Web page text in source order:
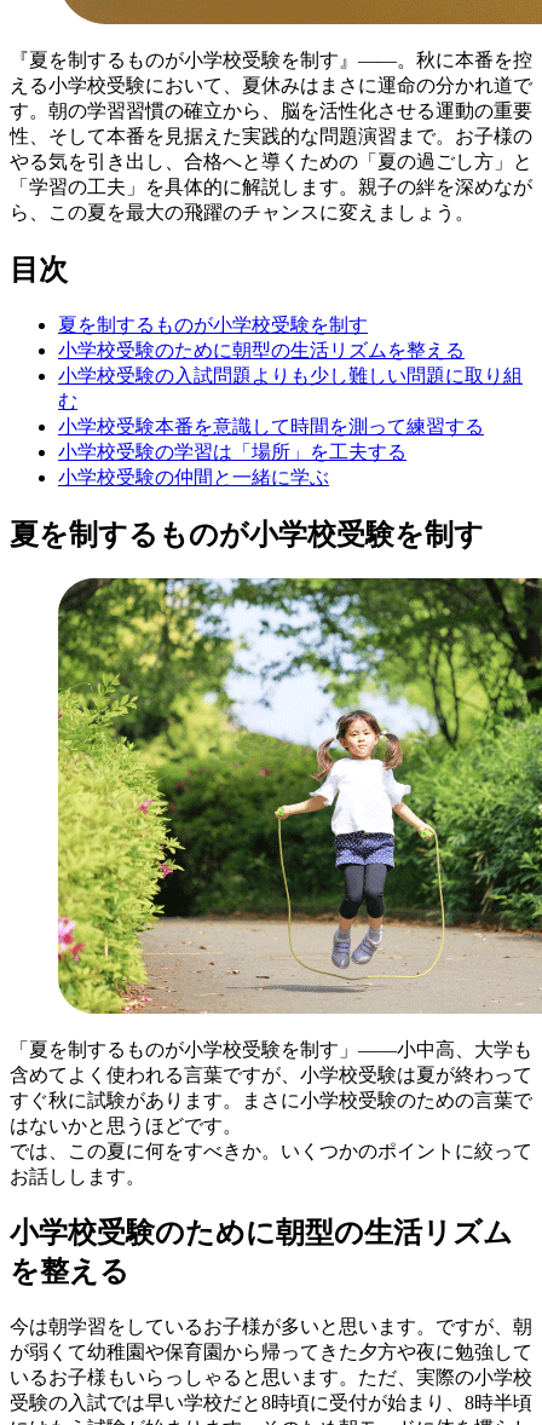
『夏を制するものが小学校受験を制す』――。秋に本番を控
える小学校受験において、夏休みはまさに運命の分かれ道で
す。朝の学習習慣の確立から、脳を活性化させる運動の重要
性、そして本番を見据えた実践的な問題演習まで。お子様の
やる気を引き出し、合格へと導くための「夏の過ごし方」と
「学習の工夫」を具体的に解説します。親子の絆を深めなが
ら、この夏を最大の飛躍のチャンスに変えましょう。
目次
夏を制するものが小学校受験を制す
小学校受験のために朝型の生活リズムを整える
小学校受験の入試問題よりも少し難しい問題に取り組
む
小学校受験本番を意識して時間を測って練習する
小学校受験の学習は「場所」を工夫する
小学校受験の仲間と一緒に学ぶ
夏を制するものが小学校受験を制す
「夏を制するものが小学校受験を制す」——小中高、大学も
含めてよく使われる言葉ですが、小学校受験は夏が終わって
すぐ秋に試験があります。まさに小学校受験のための言葉で
はないかと思うほどです。
では、この夏に何をすべきか。いくつかのポイントに絞って
お話しします。
小学校受験のために朝型の生活リズム
を整える
今は朝学習をしているお子様が多いと思います。ですが、朝
が弱くて幼稚園や保育園から帰ってきた夕方や夜に勉強して
いるお子様もいらっしゃると思います。ただ、実際の小学校
受験の入試では早い学校だと8時頃に受付が始まり、8時半頃